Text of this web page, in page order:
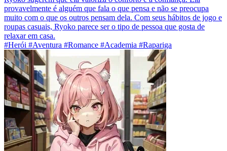
provavelmente é alguém que fala o que pensa e não se preocupa
muito com o que os outros pensam dela. Com seus hábitos de jogo e
roupas casuais, Ryoko parece ser o tipo de pessoa que gosta de
relaxar em casa.
#Herói #Aventura #Romance #Academia #Rapariga